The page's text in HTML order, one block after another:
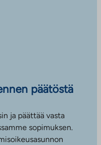
päätöstä
ja päättää vasta
sopimuksen.